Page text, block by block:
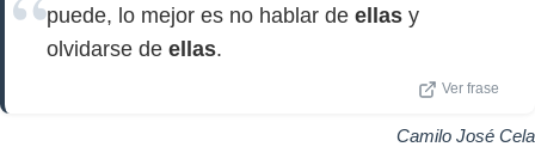
puede, lo mejor es no hablar de ellas y
olvidarse de ellas.
Ver frase
Camilo José Cela